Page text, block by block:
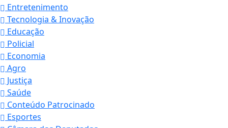
Entretenimento
Tecnologia & Inovação
Educação
Policial
Economia
Agro
Justiça
Saúde
Conteúdo Patrocinado
Esportes